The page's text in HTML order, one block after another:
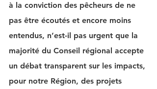
à la conviction des pêcheurs de ne
pas être écoutés et encore moins
entendus, n’est-il pas urgent que la
majorité du Conseil régional accepte
un débat transparent sur les impacts,
pour notre Région, des projets